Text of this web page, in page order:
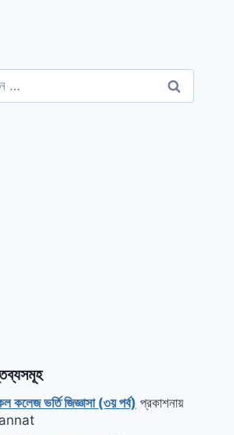
কলেজ ভর্তি জিজ্ঞাসা (৩য় পর্ব) প্রকাশনায়